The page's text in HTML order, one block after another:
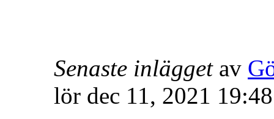
Senaste inläggetav
lör dec 11, 2021 19:48